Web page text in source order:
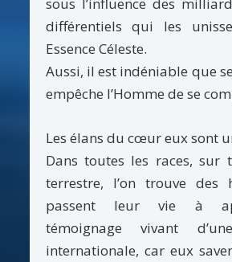
différentiels qui les
Essence Céleste.
Aussi, il est indéniable que
empêche l’Homme de se
Les élans du cœur eux sont
Dans toutes les races, sur
terrestre, l’on trouve des
passent leur vie à
témoignage vivant
internationale, car eux